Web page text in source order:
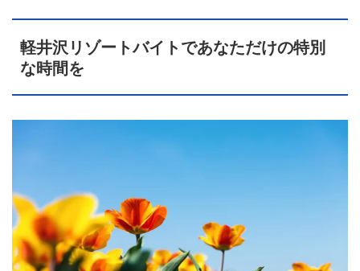
軽井沢リゾートバイトであなただけの特別
な時間を